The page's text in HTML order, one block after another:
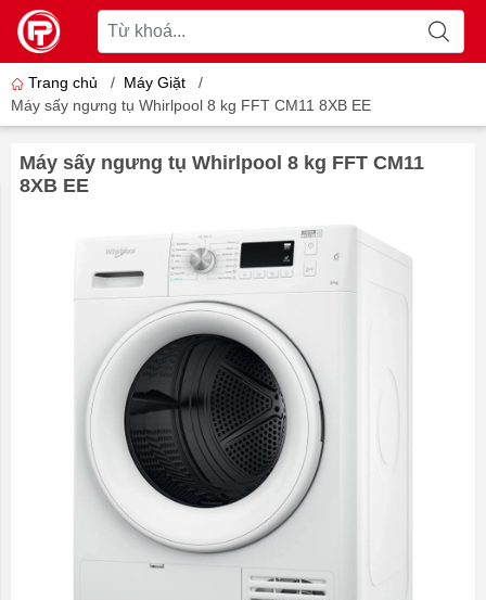
Trang chủ / Máy Giặt
/
Máy sấy ngưng tụ Whirlpool 8 kg FFT CM11 8XB EE
Máy sấy ngưng tụ Whirlpool 8 kg FFT CM11
8XB EE